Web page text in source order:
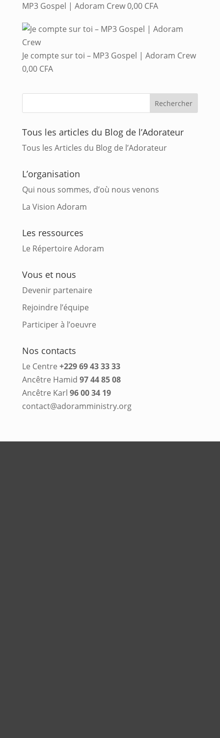
MP3 Gospel | Adoram Crew0,00 CFA
Je compte sur toi – MP3 Gospel | Adoram Crew
0,00 CFA
Tous les articles du Blog de l’Adorateur
Tous les Articles du Blog de l’Adorateur
L’organisation
Qui nous sommes, d’où nous venons
La Vision Adoram
Les ressources
Le Répertoire Adoram
Vous et nous
Devenir partenaire
Rejoindre l’équipe
Participer à l’oeuvre
Nos contacts
Le Centre +229 69 43 33 33
Ancêtre Hamid 97 44 85 08
Ancêtre Karl 96 00 34 19
contact@adoramministry.org